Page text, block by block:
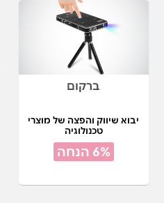
ברקום
יבוא שיווק והפצה של מוצרי
טכנולוגיה
6% הנחה